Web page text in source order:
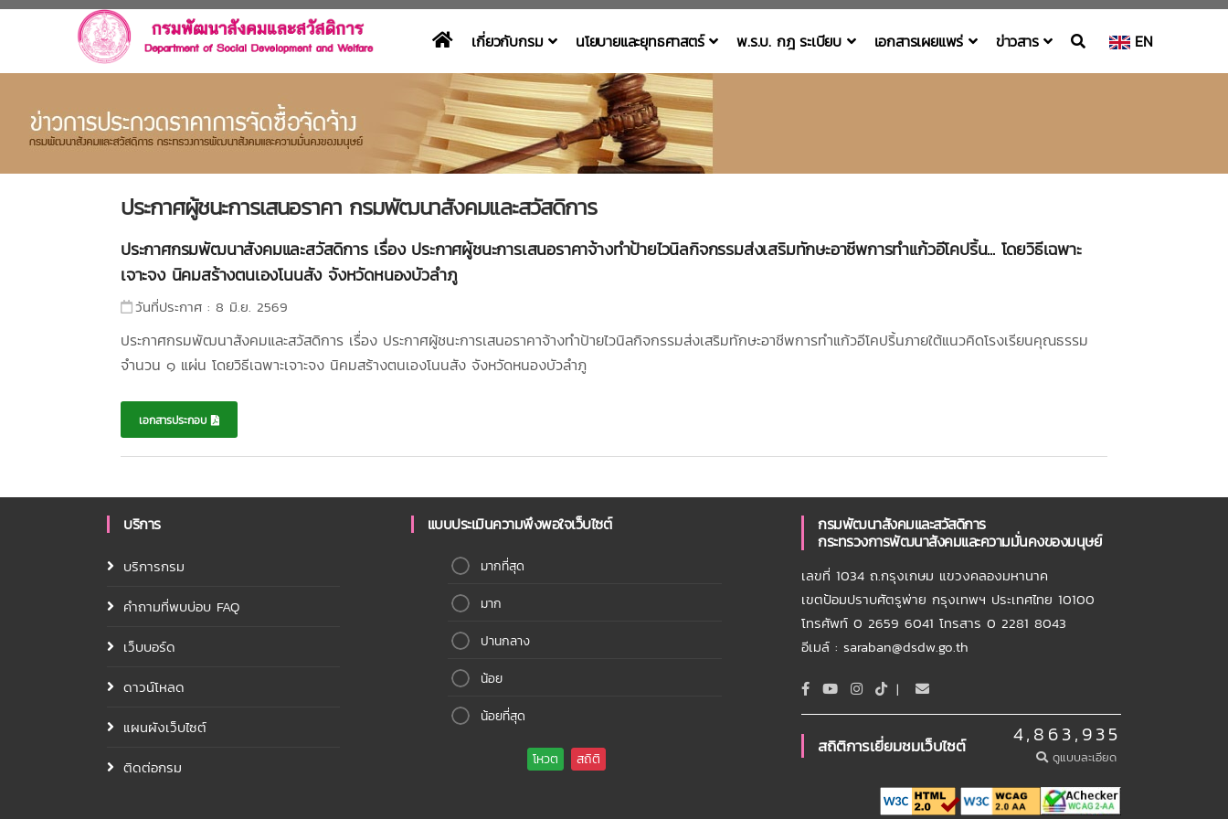
เกี่ยวกับกรม นโยบายและยุทธศาสตร์ พ.ร.บ. กฎ ระเบียบ เอกสารเผยแพร่ ข่าวสาร EN
ประกาศผู้ชนะการเสนอราคา กรมพัฒนาสังคมและสวัสดิการ
ประกาศกรมพัฒนาสังคมและสวัสดิการ เรื่อง ประกาศผู้ชนะการเสนอราคาจ้างทำป้ายไวนิลกิจกรรมส่งเสริมทักษะอาชีพการทำแก้วอีโคปริ้น... โดยวิธีเฉพาะ
เจาะจง นิคมสร้างตนเองโนนสัง จังหวัดหนองบัวลำภู
วันที่ประกาศ : 8 มิ.ย. 2569
ประกาศกรมพัฒนาสังคมและสวัสดิการ เรื่อง ประกาศผู้ชนะการเสนอราคาจ้างทำป้ายไวนิลกิจกรรมส่งเสริมทักษะอาชีพการทำแก้วอีโคปริ้นภายใต้แนวคิดโรงเรียนคุณธรรม
จำนวน ๑ แผ่น โดยวิธีเฉพาะเจาะจง นิคมสร้างตนเองโนนสัง จังหวัดหนองบัวลำภู
เอกสารประกอบ
บริการ
บริการกรม
คำถามที่พบบ่อบ FAQ
เว็บบอร์ด
ดาวน์โหลด
แผนผังเว็บไซต์
ติดต่อกรม
แบบประเมินความพึงพอใจเว็บไซต์
มากที่สุด
มาก
ปานกลาง
น้อย
น้อยที่สุด
กรมพัฒนาสังคมและสวัสดิการ
กระทรวงการพัฒนาสังคมและความมั่นคงของมนุษย์
เลขที่ 1034 ถ.กรุงเกษม แขวงคลองมหานาค
เขตป้อมปราบศัตรูพ่าย กรุงเทพฯ ประเทศไทย 10100
โทรศัพท์ 0 2659 6041 โทรสาร 0 2281 8043
อีเมล์ : saraban@dsdw.go.th
|
สถิติการเยี่ยมชมเว็บไซต์ 4,863,935
ดูแบบละเอียด